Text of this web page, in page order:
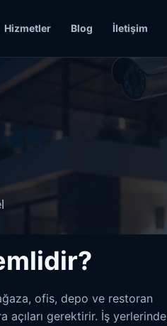
Hizmetler Blog İletişim
ofis, depo ve restoran
açıları gerektirir. İş yerlerinde